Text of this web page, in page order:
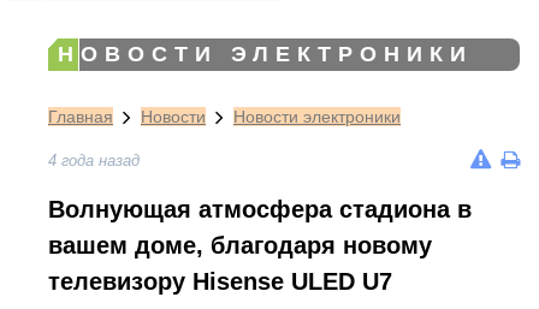
НОВОСТИ ЭЛЕКТРОНИКИ
Главная Новости Новости электроники
4 года назад
Волнующая атмосфера стадиона в
вашем доме, благодаря новому
телевизору Hisense ULED U7